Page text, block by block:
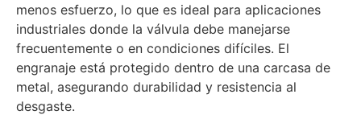
menos esfuerzo, lo que es ideal para aplicaciones
industriales donde la válvula debe manejarse
frecuentemente o en condiciones difíciles. El
engranaje está protegido dentro de una carcasa de
metal, asegurando durabilidad y resistencia al
desgaste.